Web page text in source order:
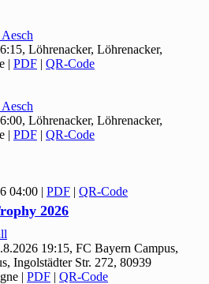
Löhrenacker, Löhrenacker,
| PDF | QR-Code
Löhrenacker, Löhrenacker,
| PDF | QR-Code
04:00 | PDF | QR-Code
2026
19:15, FC Bayern Campus,
Ingolstädter Str. 272, 80939
| PDF | QR-Code